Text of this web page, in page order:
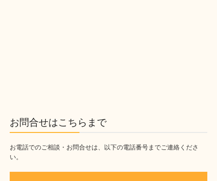
お問合せはこちらまで
お電話でのご相談・お問合せは、以下の電話番号までご連絡くださ
い。